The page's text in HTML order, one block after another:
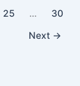
25 …
30
Next →